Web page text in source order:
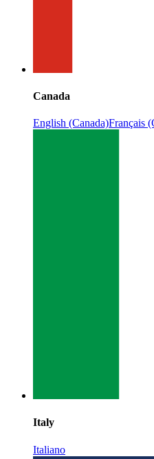
Canada
English (Canada)Français
Italy
Italiano